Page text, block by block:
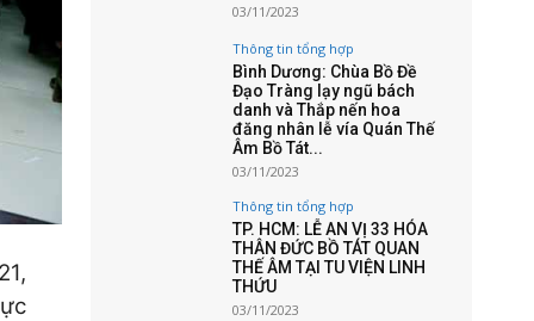
03/11/2023
Thông tin tổng hợp
Bình Dương: Chùa Bồ Đề
Đạo Tràng lạy ngũ bách
danh và Thắp nến hoa
đăng nhân lễ vía Quán Thế
Âm Bồ Tát...
03/11/2023
Thông tin tổng hợp
TP. HCM: LỄ AN VỊ 33 HÓA
THÂN ĐỨC BỒ TÁT QUAN
THẾ ÂM TẠI TU VIỆN LINH
THỨU
03/11/2023